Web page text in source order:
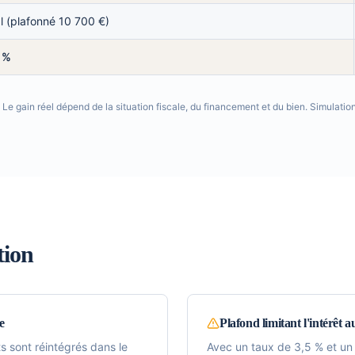
(plafonné 10 700 €)
gain réel dépend de la situation fiscale, du financement et du bien.
sont réintégrés dans le
Plafond limitant l'intérêt
Avec un taux de 3,5 % et